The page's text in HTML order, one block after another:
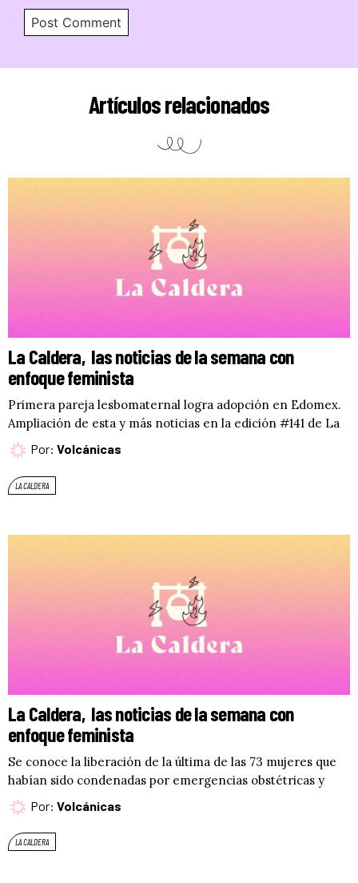
Artículos relacionados
La Caldera, las noticias de la semana con
enfoque feminista
Primera pareja lesbomaternal logra adopción en Edomex.
Ampliación de esta y más noticias en la edición #141 de La
Por: Volcánicas
LA CALDERA
La Caldera, las noticias de la semana con
enfoque feminista
Se conoce la liberación de la última de las 73 mujeres que
habían sido condenadas por emergencias obstétricas y
Por: Volcánicas
LA CALDERA